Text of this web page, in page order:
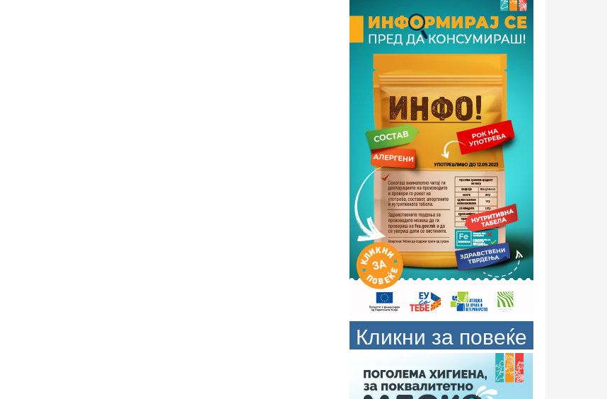
Кликни за повеќе